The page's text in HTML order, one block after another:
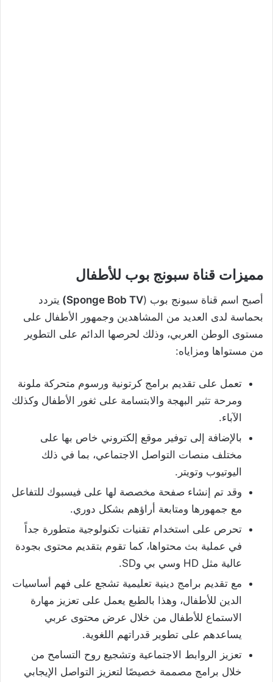
مميزات قناة سبونج بوب للأطفال
أصبح اسم قناة سبونج بوب (Sponge Bob TV)
يتردد
بحماسة لدى العديد من المشاهدين وجمهور الأطفال على
مستوى الوطن العربي، وذلك لحرصها الدائم على التطوير
من مستواها ومزاياه:
تعمل على تقديم برامج كرتونية ورسوم متحركة ملونة
ومرحة تثير البهجة والابتسامة على ثغور الأطفال وكذلك
الآباء.
بالإضافة إلى توفير موقع إلكتروني خاص بها على
مختلف منصات التواصل الاجتماعي، بما في ذلك
اليوتيوب وتويتر.
وقد تم إنشاء صفحة مخصصة لها على فيسبوك للتفاعل
مع جمهورها ومتابعة أراؤهم بشكل دوري.
تحرص على استخدام تقنيات تكنولوجية متطورة جداً
في عملية بث محتواها، كما تقوم بتقديم محتوى بجودة
عالية مثل HD وسي بي وSD.
مع تقديم برامج دينية تعليمية تشجع على فهم أساسيات
الدين للأطفال، وهذا بالطبع يعمل على تعزيز مهارة
الاستماع للأطفال من خلال عرض محتوى عربي
يساعدهم على تطوير قدراتهم اللغوية.
تعزيز الروابط الاجتماعية وتشجيع روح التسامح من
خلال برامج مصممة خصيصًا لتعزيز التواصل الإيجابي